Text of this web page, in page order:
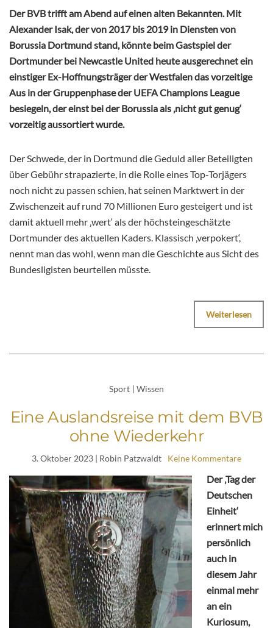
Der BVB trifft am Abend auf einen alten Bekannten. Mit
Alexander Isak, der von 2017 bis 2019 in Diensten von
Borussia Dortmund stand, könnte beim Gastspiel der
Dortmunder bei Newcastle United heute ausgerechnet ein
einstiger Ex-Hoffnungsträger der Westfalen das vorzeitige
Aus in der Gruppenphase der UEFA Champions League
besiegeln, der einst bei der Borussia als ‚nicht gut genug‘
vorzeitig aussortiert wurde.
Der Schwede, der in Dortmund die Geduld aller Beteiligten
über Gebühr strapazierte, in die Rolle eines Top-Torjägers
noch nicht zu passen schien, hat seinen Marktwert in der
Zwischenzeit auf rund 70 Millionen Euro gesteigert und ist
damit aktuell mehr ‚wert‘ als der höchsteingeschätzte
Dortmunder des aktuellen Kaders. Klassisch ‚verpokert‘,
nennt man das wohl, wenn man die Geschichte aus Sicht des
Bundesligisten beurteilen müsste.
Weiterlesen
Sport | Wissen
Eine Auslandsreise mit dem BVB
ohne Wiederkehr
3. Oktober 2023 | Robin Patzwaldt Keine Kommentare
Der ‚Tag der
Deutschen
Einheit‘
erinnert mich
persönlich
auch in
diesem Jahr
einmal mehr
an ein
Kuriosum,